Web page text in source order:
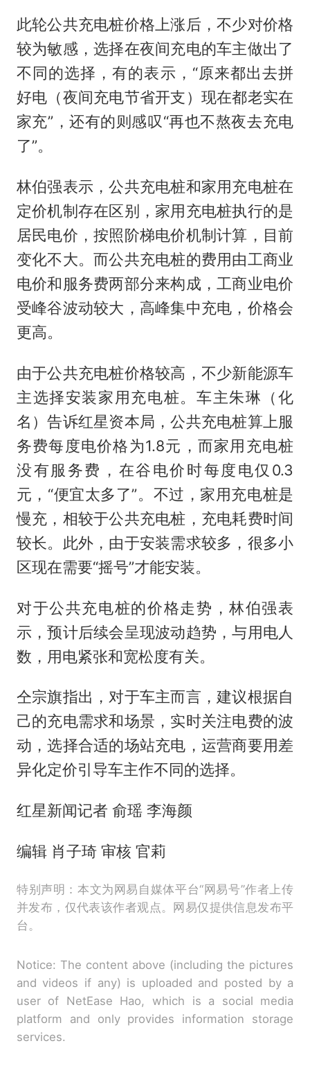
此轮公共充电桩价格上涨后，不少对价格
较为敏感，选择在夜间充电的车主做出了
不同的选择，有的表示，“原来都出去拼
好电（夜间充电节省开支）现在都老实在
家充”，还有的则感叹“再也不熬夜去充电
了”。
林伯强表示，公共充电桩和家用充电桩在
定价机制存在区别，家用充电桩执行的是
居民电价，按照阶梯电价机制计算，目前
变化不大。而公共充电桩的费用由工商业
电价和服务费两部分来构成，工商业电价
受峰谷波动较大，高峰集中充电，价格会
更高。
由于公共充电桩价格较高，不少新能源车
主选择安装家用充电桩。车主朱琳（化
名）告诉红星资本局，公共充电桩算上服
务费每度电价格为1.8元，而家用充电桩
没有服务费，在谷电价时每度电仅0.3
元，“便宜太多了”。不过，家用充电桩是
慢充，相较于公共充电桩，充电耗费时间
较长。此外，由于安装需求较多，很多小
区现在需要“摇号”才能安装。
对于公共充电桩的价格走势，林伯强表
示，预计后续会呈现波动趋势，与用电人
数，用电紧张和宽松度有关。
仝宗旗指出，对于车主而言，建议根据自
己的充电需求和场景，实时关注电费的波
动，选择合适的场站充电，运营商要用差
异化定价引导车主作不同的选择。
红星新闻记者 俞瑶 李海颜
编辑 肖子琦 审核 官莉
特别声明：本文为网易自媒体平台“网易号”作者上传
并发布，仅代表该作者观点。网易仅提供信息发布平
台。
Notice: The content above (including the pictures
and videos if any) is uploaded and posted by a
user of NetEase Hao, which is a social media
platform and only provides information storage
services.